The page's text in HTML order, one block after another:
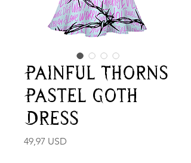
Painful Thorns
Pastel Goth
Dress
49,97 USD